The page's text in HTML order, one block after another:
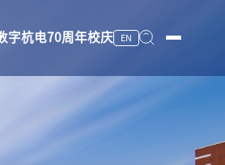
字杭电70周年校庆 EN